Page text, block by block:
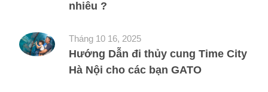
nhiêu ?
Tháng 10 16, 2025
Hướng Dẫn đi thủy cung Time City
Hà Nội cho các bạn GATO